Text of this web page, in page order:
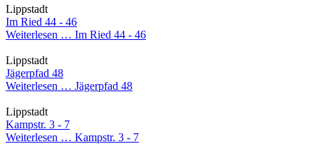
Lippstadt
Im Ried 44 - 46
Weiterlesen … Im Ried 44 - 46
Lippstadt
Jägerpfad 48
Weiterlesen … Jägerpfad 48
Lippstadt
Kampstr. 3 - 7
Weiterlesen … Kampstr. 3 - 7